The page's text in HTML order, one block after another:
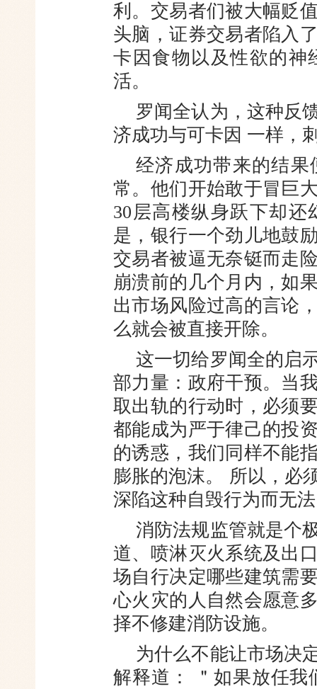
利。交易者们被大幅贬
头脑，证券交易者陷入
卡因食物以及性欲的神
活。
罗闻全认为，这种反
济成功与可卡因 一样，
经济成功带来的结
常。他们开始敢于冒巨
30层高楼纵身跃下却
是，银行一个劲儿地鼓
交易者被逼无奈铤而走
崩溃前的几个月内，如
出市场风险过高的言论
么就会被直接开除。
这一切给罗闻全的启
部力量：政府干预。当
取出轨的行动时，必须
都能成为严于律己的投
的诱惑，我们同样不能
膨胀的泡沫。 所以，必
深陷这种自毁行为而无
消防法规监管就是个
道、喷淋灭火系统及出
场自行决定哪些建筑需
心火灾的人自然会愿意
择不修建消防设施。
为什么不能让市场决
解释道： ＂如果放任我